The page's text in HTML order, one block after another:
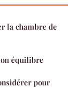
la chambre de
équilibre
pour